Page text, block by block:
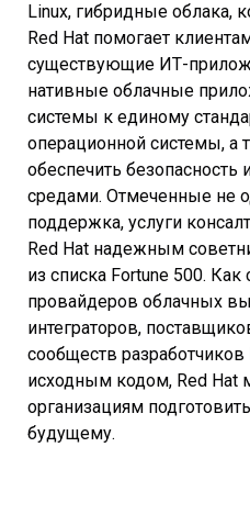
Linux, гибридные облака,
Red Hat помогает
существующие ИТ-
нативные облачные
системы к единому
операционной системы, а
обеспечить
средами. Отмеченные не
поддержка, услуги
Red Hat надежным
из списка Fortune 500. Как
провайдеров облачных
интеграторов,
сообществ
исходным кодом, Red
организациям
будущему.